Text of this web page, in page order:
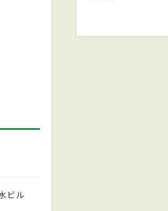
ビル